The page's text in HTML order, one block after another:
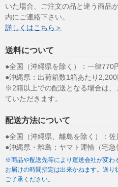
いた場合、ご注文の品と違う商品
内にご連絡下さい。
詳しくはこちら＞
送料について
●全国（沖縄県を除く）：一律770
●沖縄県：出荷箱数1箱あたり2,200
※2箱以上での配送となる場合は
ていただきます。
配送方法について
●全国（沖縄県、離島を除く）：佐
●沖縄県・離島：ヤマト運輸（宅急
※商品や配送先等により運送会社が変わ
お届けの時間指定は出来かねます。送
ご了承ください。